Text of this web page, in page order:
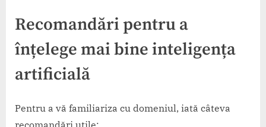
Recomandări pentru a
înțelege mai bine inteligența
artificială
Pentru a vă familiariza cu domeniul, iată câteva